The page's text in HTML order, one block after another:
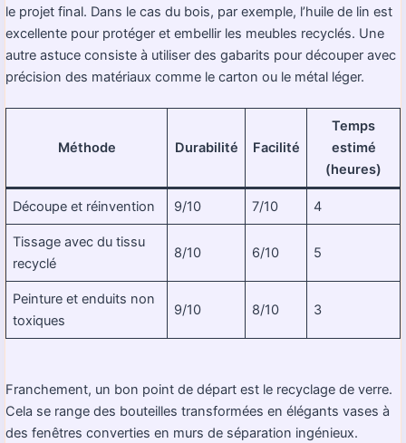
le projet final. Dans le cas du bois, par exemple, l’huile de lin est
excellente pour protéger et embellir les meubles recyclés. Une
autre astuce consiste à utiliser des gabarits pour découper avec
précision des matériaux comme le carton ou le métal léger.
Méthode Durabilité Facilité
Temps
estimé
(heures)
Découpe et réinvention 9/10 7/10 4
Tissage avec du tissu
recyclé
8/10 6/10 5
Peinture et enduits non
toxiques
9/10 8/10 3
Franchement, un bon point de départ est le recyclage de verre.
Cela se range des bouteilles transformées en élégants vases à
des fenêtres converties en murs de séparation ingénieux.